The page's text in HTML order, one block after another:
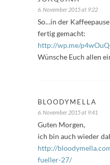
6. November 2015 at 9:22
So…in der
fertig gemacht:
http://wp.me/
Wünsche Euch allen
BLOODYMELLA
6. November 2015 at 9:41
Guten Morgen,
ich bin auch wieder
http://
fueller-27/